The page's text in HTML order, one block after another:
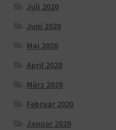
Juli 2020
Juni 2020
Mai 2020
April 2020
März 2020
Februar 2020
Januar 2020